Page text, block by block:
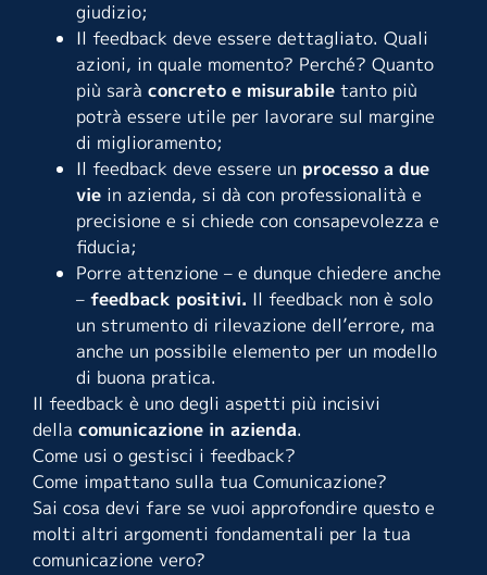
giudizio;
Il feedback deve essere dettagliato. Quali
azioni, in quale momento? Perché? Quanto
più sarà concreto e misurabile tanto più
potrà essere utile per lavorare sul margine
di miglioramento;
Il feedback deve essere un processo a due
vie in azienda, si dà con professionalità e
precisione e si chiede con consapevolezza e
fiducia;
Porre attenzione – e dunque chiedere anche
– feedback positivi. Il feedback non è solo
un strumento di rilevazione dell’errore, ma
anche un possibile elemento per un modello
di buona pratica.
Il feedback è uno degli aspetti più incisivi
della comunicazione in azienda.
Come usi o gestisci i feedback?
Come impattano sulla tua Comunicazione?
Sai cosa devi fare se vuoi approfondire questo e
molti altri argomenti fondamentali per la tua
comunicazione vero?